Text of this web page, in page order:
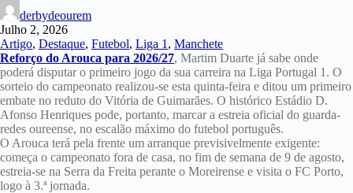
derbydeourem
Julho 2, 2026
Artigo, Destaque, Futebol, Liga 1 , Manchete
Reforço do Arouca para 2026/27, Martim Duarte já sabe onde
poderá disputar o primeiro jogo da sua carreira na Liga Portugal 1. O
sorteio do campeonato realizou-se esta quinta-feira e ditou um primeiro
embate no reduto do Vitória de Guimarães. O histórico Estádio D.
Afonso Henriques pode, portanto, marcar a estreia oficial do guarda-
redes oureense, no escalão máximo do futebol português.
O Arouca terá pela frente um arranque previsivelmente exigente:
começa o campeonato fora de casa, no fim de semana de 9 de agosto,
estreia-se na Serra da Freita perante o Moreirense e visita o FC Porto,
logo à 3.ª jornada.